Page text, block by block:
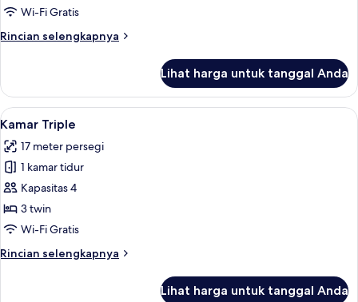
Wi-Fi Gratis
Rincian selengkapnya
Rincian
Kamar
Double
Lihat harga untuk tanggal Anda
Lihat
semua
foto
untuk
Kamar
Triple
Kamar Triple | Brankas, meja kerja,
5
Kamar Triple
17 meter persegi
1 kamar tidur
Kapasitas 4
3 twin
Wi-Fi Gratis
Rincian selengkapnya
Rincian
Lihat harga untuk tanggal Anda